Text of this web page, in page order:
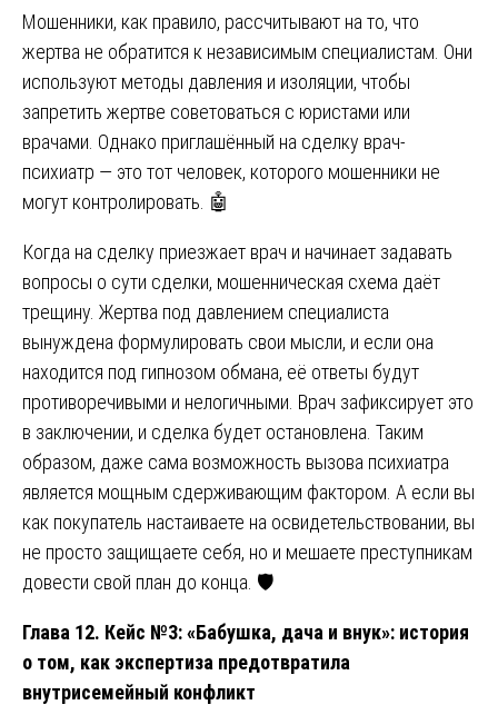
Мошенники, как правило, рассчитывают на то, что
жертва не обратится к независимым специалистам. Они
используют методы давления и изоляции, чтобы
запретить жертве советоваться с юристами или
врачами. Однако приглашённый на сделку врач-
психиатр — это тот человек, которого мошенники не
могут контролировать. 🤖
Когда на сделку приезжает врач и начинает задавать
вопросы о сути сделки, мошенническая схема даёт
трещину. Жертва под давлением специалиста
вынуждена формулировать свои мысли, и если она
находится под гипнозом обмана, её ответы будут
противоречивыми и нелогичными. Врач зафиксирует это
в заключении, и сделка будет остановлена. Таким
образом, даже сама возможность вызова психиатра
является мощным сдерживающим фактором. А если вы
как покупатель настаиваете на освидетельствовании, вы
не просто защищаете себя, но и мешаете преступникам
довести свой план до конца. 🛡️
Глава 12. Кейс №3: «Бабушка, дача и внук»: история
о том, как экспертиза предотвратила
внутрисемейный конфликт